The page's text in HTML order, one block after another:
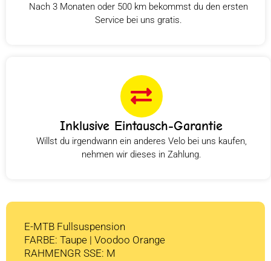
Nach 3 Monaten oder 500 km bekommst du den ersten
Service bei uns gratis.
Inklusive Eintausch-Garantie
Willst du irgendwann ein anderes Velo bei uns kaufen,
nehmen wir dieses in Zahlung.
E-MTB Fullsuspension
FARBE: Taupe | Voodoo Orange
RAHMENGR SSE: M